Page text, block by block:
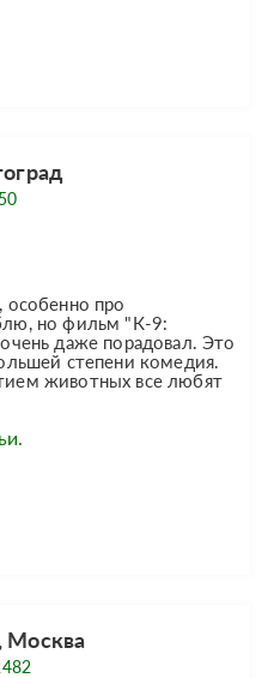
особенно про
но фильм "К-9:
даже порадовал. Это
степени комедия.
животных все любят
Москва